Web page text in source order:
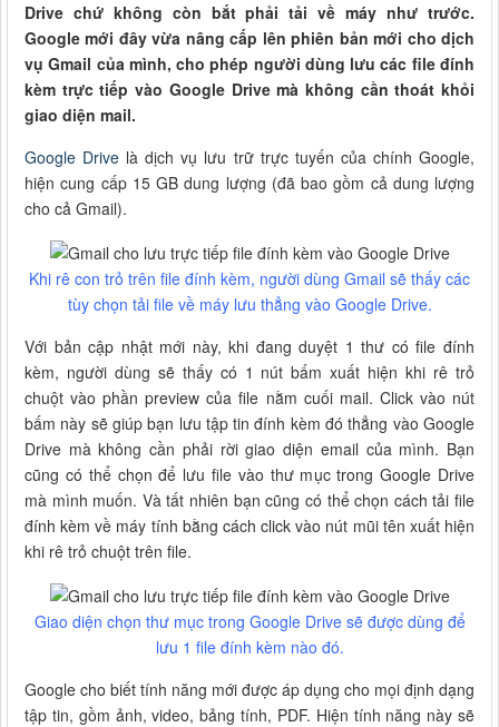
Drive chứ không còn bắt phải tải về máy như trước.
Google mới đây vừa nâng cấp lên phiên bản mới cho dịch
vụ Gmail của mình, cho phép người dùng lưu các file đính
kèm trực tiếp vào Google Drive mà không cần thoát khỏi
giao diện mail.
Google Drive là dịch vụ lưu trữ trực tuyến của chính Google,
hiện cung cấp 15 GB dung lượng (đã bao gồm cả dung lượng
cho cả Gmail).
Khi rê con trỏ trên file đính kèm, người dùng Gmail sẽ thấy các
tùy chọn tải file về máy lưu thẳng vào Google Drive.
Với bản cập nhật mới này, khi đang duyệt 1 thư có file đính
kèm, người dùng sẽ thấy có 1 nút bấm xuất hiện khi rê trỏ
chuột vào phần preview của file nằm cuối mail. Click vào nút
bấm này sẽ giúp bạn lưu tập tin đính kèm đó thẳng vào Google
Drive mà không cần phải rời giao diện email của mình. Bạn
cũng có thể chọn để lưu file vào thư mục trong Google Drive
mà mình muốn. Và tất nhiên bạn cũng có thể chọn cách tải file
đính kèm về máy tính bằng cách click vào nút mũi tên xuất hiện
khi rê trỏ chuột trên file.
Giao diện chọn thư mục trong Google Drive sẽ được dùng để
lưu 1 file đính kèm nào đó.
Google cho biết tính năng mới được áp dụng cho mọi định dạng
tập tin, gồm ảnh, video, bảng tính, PDF. Hiện tính năng này sẽ